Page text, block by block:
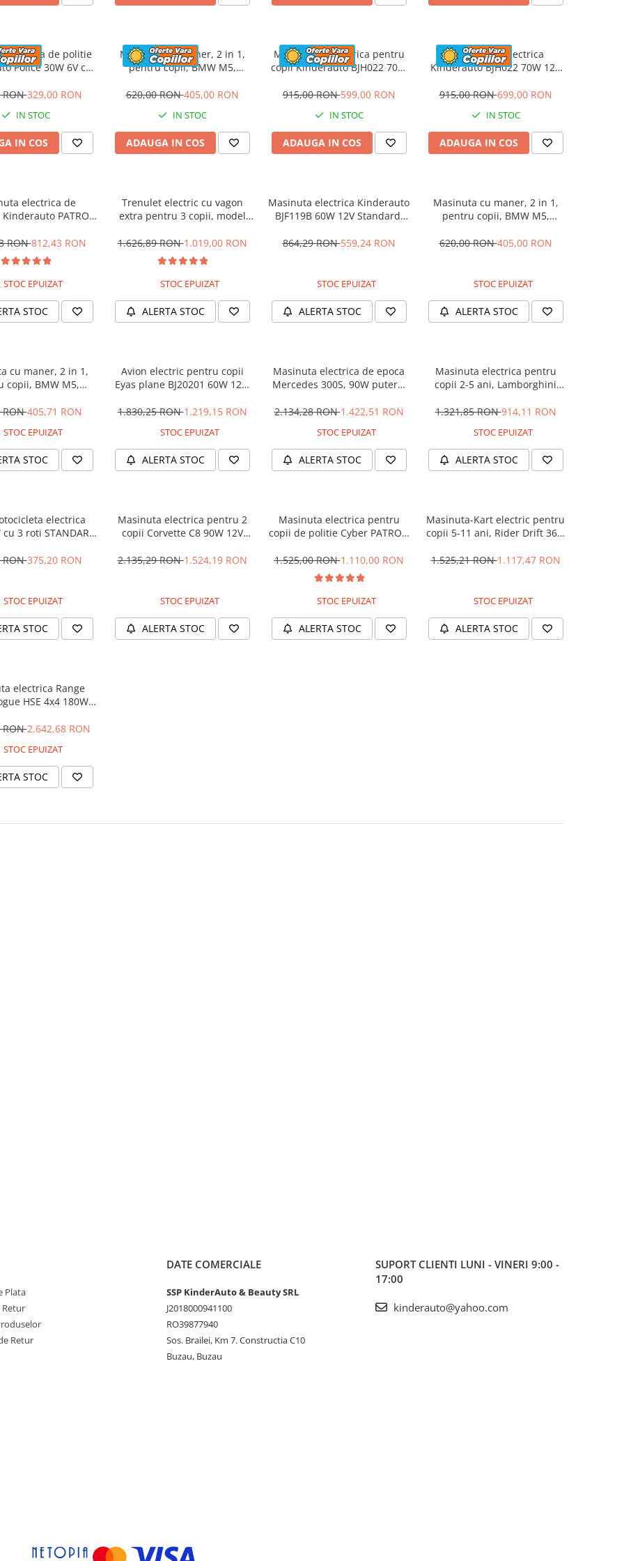
electrica de politie
Police 30W 6V cu
culoare Rosu
RON329,00 RON
IN STOC
IN COS
Masinuta cu maner, 2 in 1,
pentru copii, BMW M5,
620,00 RON405,00 RON
IN STOC
ADAUGA IN COS
Motocicleta electrica pentru
copii Kinderauto BJH022 70W
915,00 RON599,00 RON
IN STOC
ADAUGA IN COS
Motocicleta electrica
Kinderauto BJH022 70W 12V
culoare Rosie
915,00 RON699,00 RON
IN STOC
ADAUGA IN COS
electrica de
PATROL
RON812,43 RON
STOC EPUIZAT
STOC
Trenulet electric cu vagon
extra pentru 3 copii, model
music player, albastru
1.626,89 RON1.019,00 RON
STOC EPUIZAT
ALERTA STOC
Masinuta electrica Kinderauto
BJF119B 60W 12V Standard,
864,29 RON559,24 RON
STOC EPUIZAT
ALERTA STOC
Masinuta cu maner, 2 in 1,
pentru copii, BMW M5,
620,00 RON405,00 RON
STOC EPUIZAT
ALERTA STOC
cu maner, 2 in 1,
copii, BMW M5,
RON405,71 RON
STOC EPUIZAT
STOC
Avion electric pentru copii
Eyas plane BJ20201 60W 12V,
1.830,25 RON1.219,15 RON
STOC EPUIZAT
ALERTA STOC
Masinuta electrica de epoca
Mercedes 300S, 90W putere,
2.134,28 RON1.422,51 RON
STOC EPUIZAT
ALERTA STOC
Masinuta electrica pentru
copii 2-5 ani, Lamborghini
12V, galbena
1.321,85 RON914,11 RON
STOC EPUIZAT
ALERTA STOC
electrica
cu 3 roti STANDARD
RON375,20 RON
STOC EPUIZAT
STOC
Masinuta electrica pentru 2
copii Corvette C8 90W 12V
2.135,29 RON1.524,19 RON
STOC EPUIZAT
ALERTA STOC
Masinuta electrica pentru
copii de politie Cyber PATROL,
90W, 12V, Black & White
1.525,00 RON1.110,00 RON
STOC EPUIZAT
ALERTA STOC
Masinuta-Kart electric pentru
copii 5-11 ani, Rider Drift 360,
1.525,21 RON1.117,47 RON
STOC EPUIZAT
ALERTA STOC
electrica Range
HSE 4x4 180W
RON2.642,68 RON
STOC EPUIZAT
STOC
Plata
Retur
Retur
DATE COMERCIALE
SSP KinderAuto & Beauty SRL
J2018000941100
RO39877940
Sos. Brailei, Km 7. Constructia C10
Buzau, Buzau
SUPORT CLIENTI LUNI - VINERI 9:00 -
17:00
kinderauto@yahoo.com